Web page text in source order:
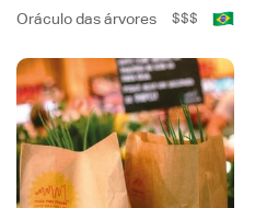
Oráculo das árvores $$$